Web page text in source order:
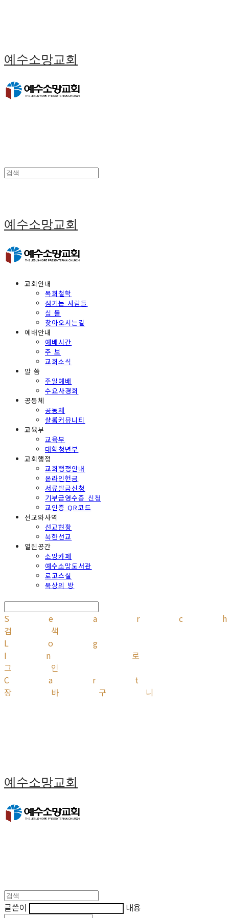
예수소망교회
예수소망교회
교회안내
목회철학
섬기는 사람들
심 볼
찾아오시는길
예배안내
예배시간
주 보
교회소식
말 씀
주일예배
수요사경회
공동체
공동체
샬롬커뮤니티
교육부
교육부
대학청년부
교회행정
교회행정안내
온라인헌금
서류발급신청
기부금영수증 신청
교인증 QR코드
선교와사역
선교현황
북한선교
열린공간
소망카페
예수소망도서관
로고스실
묵상의 방
검색
Log
In
로
그인
Cart
장바구니
예수소망교회
글쓴이 내용